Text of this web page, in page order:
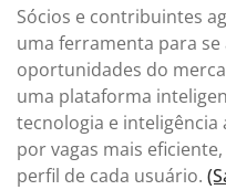
Sócios e contribuintes
uma ferramenta para
oportunidades do
uma plataforma
tecnologia e
por vagas mais
perfil de cada usuário.